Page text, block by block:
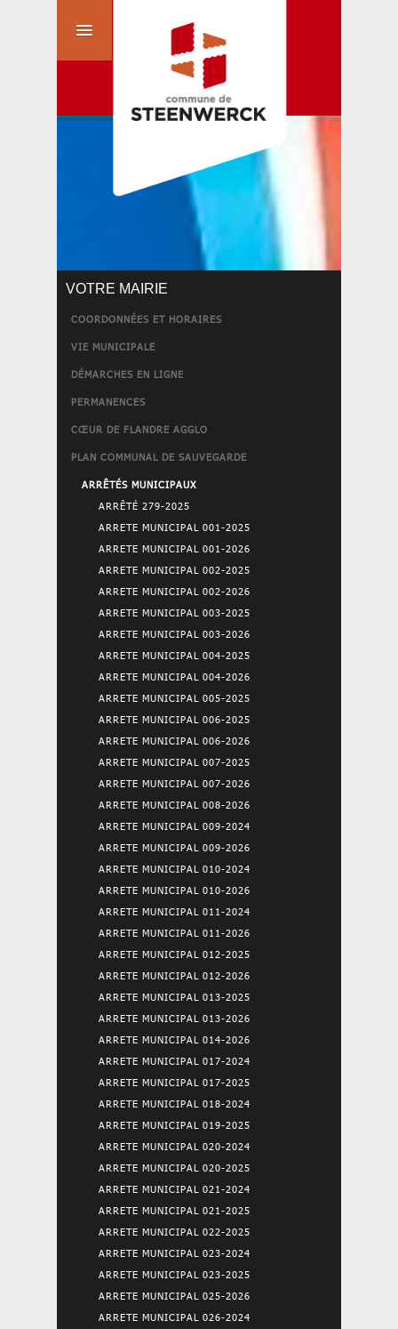
VOTRE MAIRIE
COORDONNÉES ET HORAIRES
VIE MUNICIPALE
DÉMARCHES EN LIGNE
PERMANENCES
CŒUR DE FLANDRE AGGLO
PLAN COMMUNAL DE SAUVEGARDE
ARRÊTÉS MUNICIPAUX
ARRÊTÉ 279-2025
ARRETE MUNICIPAL 001-2025
ARRETE MUNICIPAL 001-2026
ARRETE MUNICIPAL 002-2025
ARRETE MUNICIPAL 002-2026
ARRETE MUNICIPAL 003-2025
ARRETE MUNICIPAL 003-2026
ARRETE MUNICIPAL 004-2025
ARRETE MUNICIPAL 004-2026
ARRETE MUNICIPAL 005-2025
ARRETE MUNICIPAL 006-2025
ARRETE MUNICIPAL 006-2026
ARRETE MUNICIPAL 007-2025
ARRETE MUNICIPAL 007-2026
ARRETE MUNICIPAL 008-2026
ARRETE MUNICIPAL 009-2024
ARRETE MUNICIPAL 009-2026
ARRETE MUNICIPAL 010-2024
ARRETE MUNICIPAL 010-2026
ARRETE MUNICIPAL 011-2024
ARRETE MUNICIPAL 011-2026
ARRETE MUNICIPAL 012-2025
ARRETE MUNICIPAL 012-2026
ARRETE MUNICIPAL 013-2025
ARRETE MUNICIPAL 013-2026
ARRETE MUNICIPAL 014-2026
ARRETE MUNICIPAL 017-2024
ARRETE MUNICIPAL 017-2025
ARRETE MUNICIPAL 018-2024
ARRETE MUNICIPAL 019-2025
ARRETE MUNICIPAL 020-2024
ARRETE MUNICIPAL 020-2025
ARRETE MUNICIPAL 021-2024
ARRETE MUNICIPAL 021-2025
ARRETE MUNICIPAL 022-2025
ARRETE MUNICIPAL 023-2024
ARRETE MUNICIPAL 023-2025
ARRETE MUNICIPAL 025-2026
ARRETE MUNICIPAL 026-2024